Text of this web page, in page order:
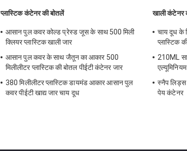
प्लास्टिक कंटेनर की बोतलें
आसान पुल कवर कोल्ड प्रेस्ड जूस के साथ 500 मिली
क्लियर प्लास्टिक खाली जार
आसान पुल कवर के साथ जैतून का आकार 500
मिलीलीटर प्लास्टिक की बोतल पीईटी कंटेनर जार
380 मिलीलीटर प्लास्टिक डायमंड आकार आसान पुल
कवर पीईटी खाद्य जार चाय दूध
खाली कंटेनर
चाय दूध के
प्लास्टिक
210ML
स्नैप लिड्स
पेय कंटेनर